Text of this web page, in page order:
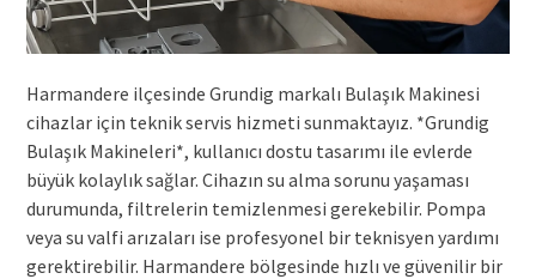
Harmandere ilçesinde Grundig markalı Bulaşık Makinesi
cihazlar için teknik servis hizmeti sunmaktayız. *Grundig
Bulaşık Makineleri*, kullanıcı dostu tasarımı ile evlerde
büyük kolaylık sağlar. Cihazın su alma sorunu yaşaması
durumunda, filtrelerin temizlenmesi gerekebilir. Pompa
veya su valfi arızaları ise profesyonel bir teknisyen yardımı
gerektirebilir. Harmandere bölgesinde hızlı ve güvenilir bir